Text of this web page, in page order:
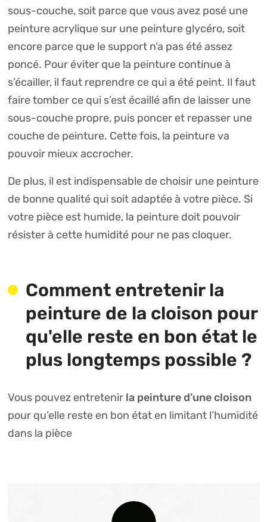
sous-couche, soit parce que vous avez posé une
peinture acrylique sur une peinture glycéro, soit
encore parce que le support n’a pas été assez
poncé. Pour éviter que la peinture continue à
s’écailler, il faut reprendre ce qui a été peint. Il faut
faire tomber ce qui s’est écaillé afin de laisser une
sous-couche propre, puis poncer et repasser une
couche de peinture. Cette fois, la peinture va
pouvoir mieux accrocher.
De plus, il est indispensable de choisir une peinture
de bonne qualité qui soit adaptée à votre pièce. Si
votre pièce est humide, la peinture doit pouvoir
résister à cette humidité pour ne pas cloquer.
Comment entretenir la
peinture de la cloison pour
qu'elle reste en bon état le
plus longtemps possible ?
Vous pouvez entretenir la peinture d’une cloison
pour qu’elle reste en bon état en limitant l’humidité
dans la pièce